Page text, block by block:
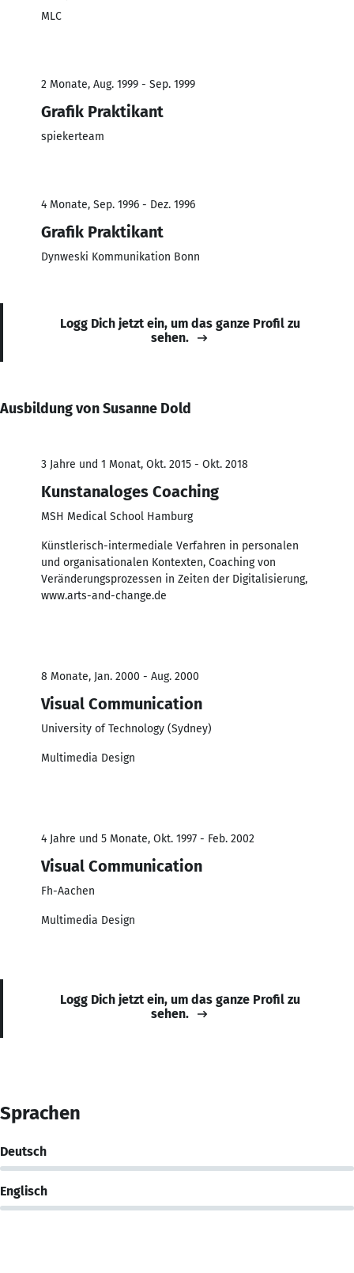
MLC
2 Monate, Aug. 1999 - Sep. 1999
Grafik Praktikant
spiekerteam
4 Monate, Sep. 1996 - Dez. 1996
Grafik Praktikant
Dynweski Kommunikation Bonn
Logg Dich jetzt ein, um das ganze Profil zu
sehen.
Ausbildung von Susanne Dold
3 Jahre und 1 Monat, Okt. 2015 - Okt. 2018
Kunstanaloges Coaching
MSH Medical School Hamburg
Künstlerisch-intermediale Verfahren in personalen
und organisationalen Kontexten, Coaching von
Veränderungsprozessen in Zeiten der Digitalisierung,
www.arts-and-change.de
8 Monate, Jan. 2000 - Aug. 2000
Visual Communication
University of Technology (Sydney)
Multimedia Design
4 Jahre und 5 Monate, Okt. 1997 - Feb. 2002
Visual Communication
Fh-Aachen
Multimedia Design
Logg Dich jetzt ein, um das ganze Profil zu
sehen.
Sprachen
Deutsch
Englisch